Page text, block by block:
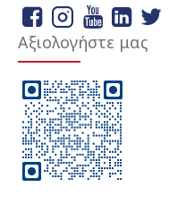
Αξιολογήστε μας